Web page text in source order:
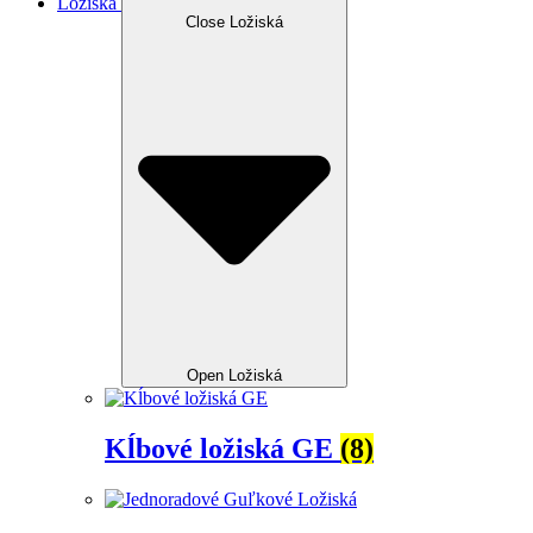
Close Ložiská
Open Ložiská
Kĺbové ložiská GE (8)